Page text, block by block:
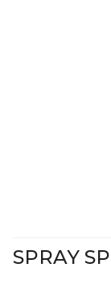
SPRAY